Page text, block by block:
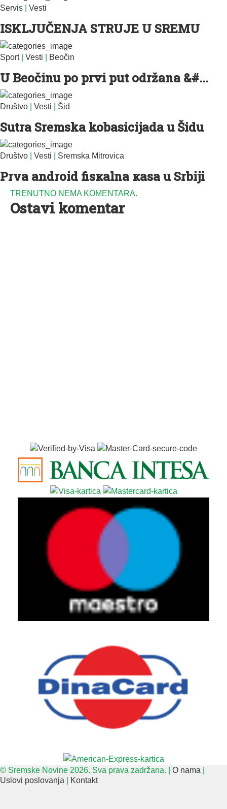
Servis Vesti
ISKLJUČENJA STRUJE U SREMU
Sport| Vesti Beočin
U Beočinu po prvi put održana &#...
Društvo Vesti Šid
Sutra Sremska kobasicijada u Šidu
Društvo Vesti Sremska Mitrovica
Prva android fisкalna кasa u Srbiji
TRENUTNO NEMA KOMENTARA.
Ostavi komentar
© Sremske Novine 2026. Sva prava zadržana. | O nama
Uslovi poslovanja
Kontakt